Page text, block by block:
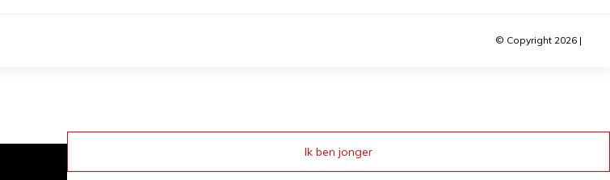
© Copyright 2026 |
Ik ben jonger